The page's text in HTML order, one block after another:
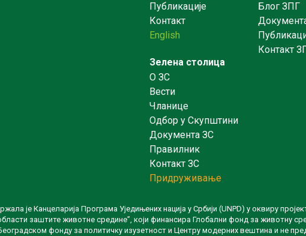
Публикације
Контакт
English
Блог ЗПГ
Контакт
Зелена столица
O ЗС
Вести
Чланице
Одбор у Скупштини
Документа ЗС
Правилник
Контакт ЗС
Придруживање
је Канцеларија Програма Уједињених нација у Србији (UNPD) у оквиру
заштите животне средине”, који финансира Глобални фонд за животну
фонду за политичку изузетност и Центру модерних вештина и не